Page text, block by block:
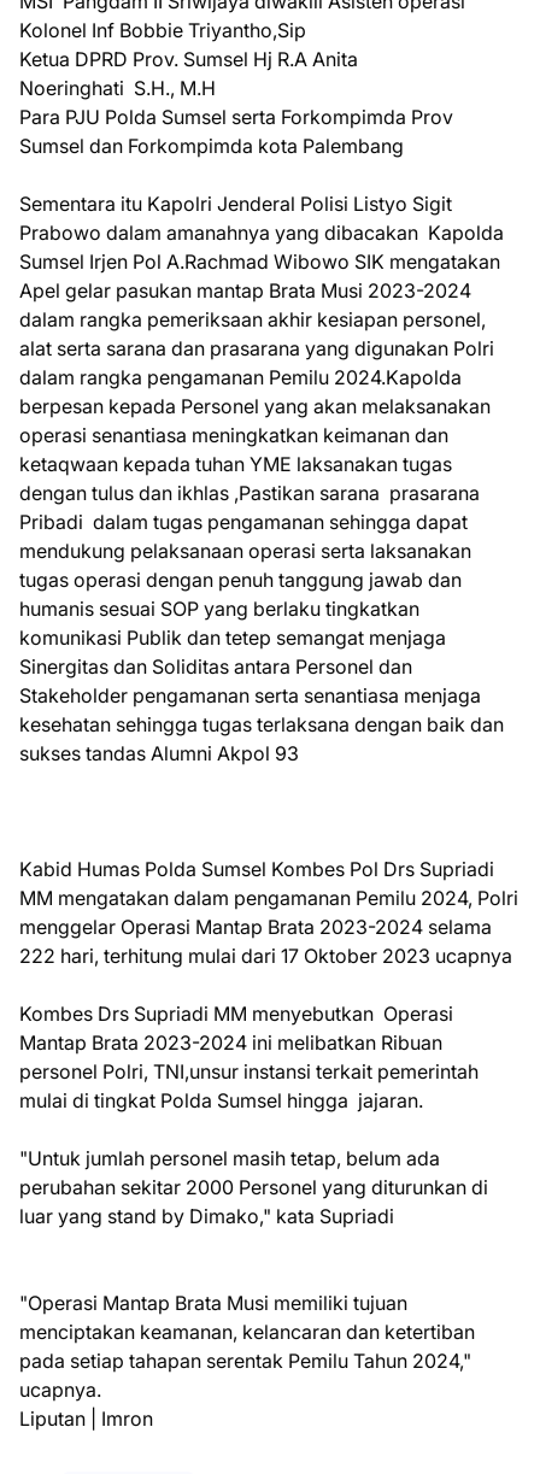
Kolonel Inf Bobbie Triyantho,Sip
Ketua DPRD Prov. Sumsel Hj R.A Anita
Noeringhati S.H., M.H
Para PJU Polda Sumsel serta Forkompimda Prov
Sumsel dan Forkompimda kota Palembang
Sementara itu Kapolri Jenderal Polisi Listyo Sigit
Prabowo dalam amanahnya yang dibacakan Kapolda
Sumsel Irjen Pol A.Rachmad Wibowo SIK mengatakan
Apel gelar pasukan mantap Brata Musi 2023-2024
dalam rangka pemeriksaan akhir kesiapan personel,
alat serta sarana dan prasarana yang digunakan Polri
dalam rangka pengamanan Pemilu 2024.Kapolda
berpesan kepada Personel yang akan melaksanakan
operasi senantiasa meningkatkan keimanan dan
ketaqwaan kepada tuhan YME laksanakan tugas
dengan tulus dan ikhlas ,Pastikan sarana prasarana
Pribadi dalam tugas pengamanan sehingga dapat
mendukung pelaksanaan operasi serta laksanakan
tugas operasi dengan penuh tanggung jawab dan
humanis sesuai SOP yang berlaku tingkatkan
komunikasi Publik dan tetep semangat menjaga
Sinergitas dan Soliditas antara Personel dan
Stakeholder pengamanan serta senantiasa menjaga
kesehatan sehingga tugas terlaksana dengan baik dan
sukses tandas Alumni Akpol 93
Kabid Humas Polda Sumsel Kombes Pol Drs Supriadi
MM mengatakan dalam pengamanan Pemilu 2024, Polri
menggelar Operasi Mantap Brata 2023-2024 selama
222 hari, terhitung mulai dari 17 Oktober 2023 ucapnya
Kombes Drs Supriadi MM menyebutkan Operasi
Mantap Brata 2023-2024 ini melibatkan Ribuan
personel Polri, TNI,unsur instansi terkait pemerintah
mulai di tingkat Polda Sumsel hingga jajaran.
"Untuk jumlah personel masih tetap, belum ada
perubahan sekitar 2000 Personel yang diturunkan di
luar yang stand by Dimako," kata Supriadi
"Operasi Mantap Brata Musi memiliki tujuan
menciptakan keamanan, kelancaran dan ketertiban
pada setiap tahapan serentak Pemilu Tahun 2024,"
ucapnya.
Liputan | Imron